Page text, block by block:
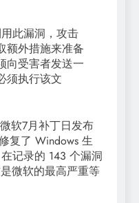
此漏洞，攻击
额外措施来准备
向受害者发送一
须执行该文
软7月补丁日发布
复了 Windows 生
记录的 143 个漏洞
微软的最高严重等